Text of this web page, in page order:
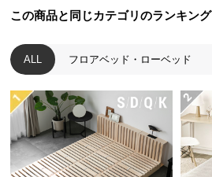
い
返
品・
キ
ャ
ン
セ
この商品と同じカテゴリのランキング
ALL フロアベッド・ローベッド